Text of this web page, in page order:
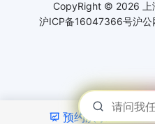
沪ICP备16047366号沪
CopyRight © 2026
预约演示